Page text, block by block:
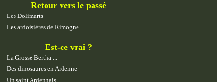
Retour vers le passé
Les Dolimarts
Les ardoisières de Rimogne
Est-ce vrai ?
La Grosse Bertha ...
Des dinosaures en Ardenne
Un saint Ardennais ...